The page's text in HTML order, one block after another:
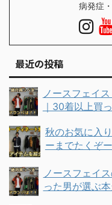
病発症
最近の投稿
ノースフェイ
｜30着以上買
秋のお気に入
ーまでたくぞ
ノースフェイ
った男が選ぶ